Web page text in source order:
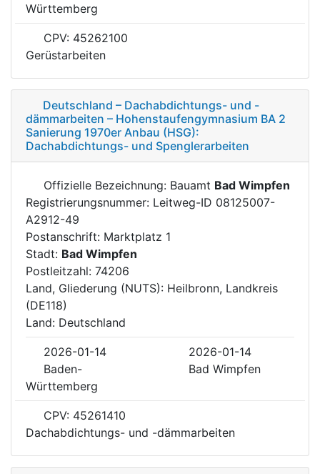
Württemberg
CPV: 45262100
Gerüstarbeiten
Deutschland – Dachabdichtungs- und -
dämmarbeiten – Hohenstaufengymnasium BA 2
Sanierung 1970er Anbau (HSG):
Dachabdichtungs- und Spenglerarbeiten
Offizielle Bezeichnung: Bauamt Bad Wimpfen
Registrierungsnummer: Leitweg-ID 08125007-
A2912-49
Postanschrift: Marktplatz 1
Stadt: Bad Wimpfen
Postleitzahl: 74206
Land, Gliederung (NUTS): Heilbronn, Landkreis
(DE118)
Land: Deutschland
2026-01-14
2026-01-14
Baden-
Württemberg
Bad Wimpfen
CPV: 45261410
Dachabdichtungs- und -dämmarbeiten